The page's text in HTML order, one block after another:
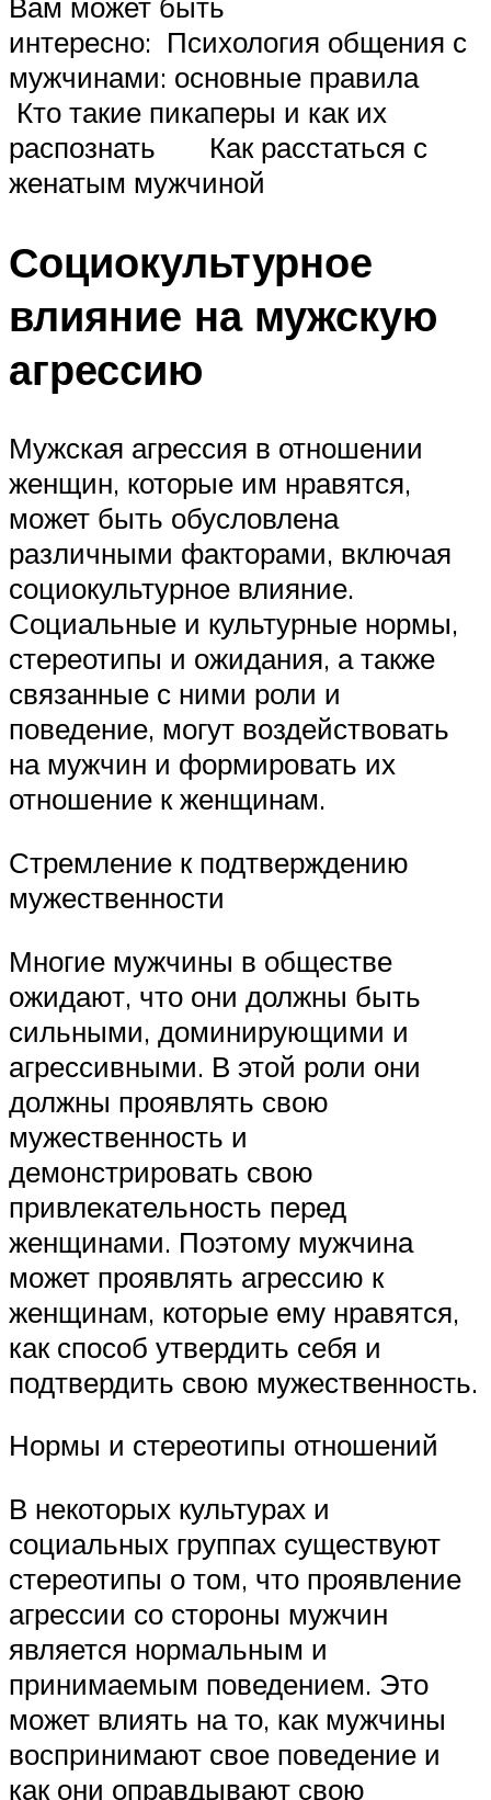
интересно: Психология общения с
мужчинами: основные правила
Кто такие пикаперы и как их
распознать Как расстаться с
женатым мужчиной
Социокультурное
влияние на мужскую
агрессию
Мужская агрессия в отношении
женщин, которые им нравятся,
может быть обусловлена
различными факторами, включая
социокультурное влияние.
Социальные и культурные нормы,
стереотипы и ожидания, а также
связанные с ними роли и
поведение, могут воздействовать
на мужчин и формировать их
отношение к женщинам.
Стремление к подтверждению
мужественности
Многие мужчины в обществе
ожидают, что они должны быть
сильными, доминирующими и
агрессивными. В этой роли они
должны проявлять свою
мужественность и
демонстрировать свою
привлекательность перед
женщинами. Поэтому мужчина
может проявлять агрессию к
женщинам, которые ему нравятся,
как способ утвердить себя и
подтвердить свою мужественность.
Нормы и стереотипы отношений
В некоторых культурах и
социальных группах существуют
стереотипы о том, что проявление
агрессии со стороны мужчин
является нормальным и
принимаемым поведением. Это
может влиять на то, как мужчины
воспринимают свое поведение и
как они оправдывают свою